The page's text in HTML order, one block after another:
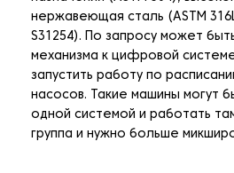
нержавеющая сталь (ASTM
S31254). По запросу может
механизма к цифровой
запустить работу по
насосов. Такие машины могут
одной системой и работать
группа и нужно больше